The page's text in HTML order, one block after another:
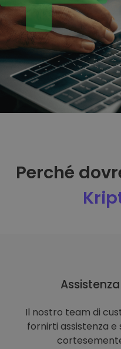
Perché
Il nostro team di
fornirti assistenza